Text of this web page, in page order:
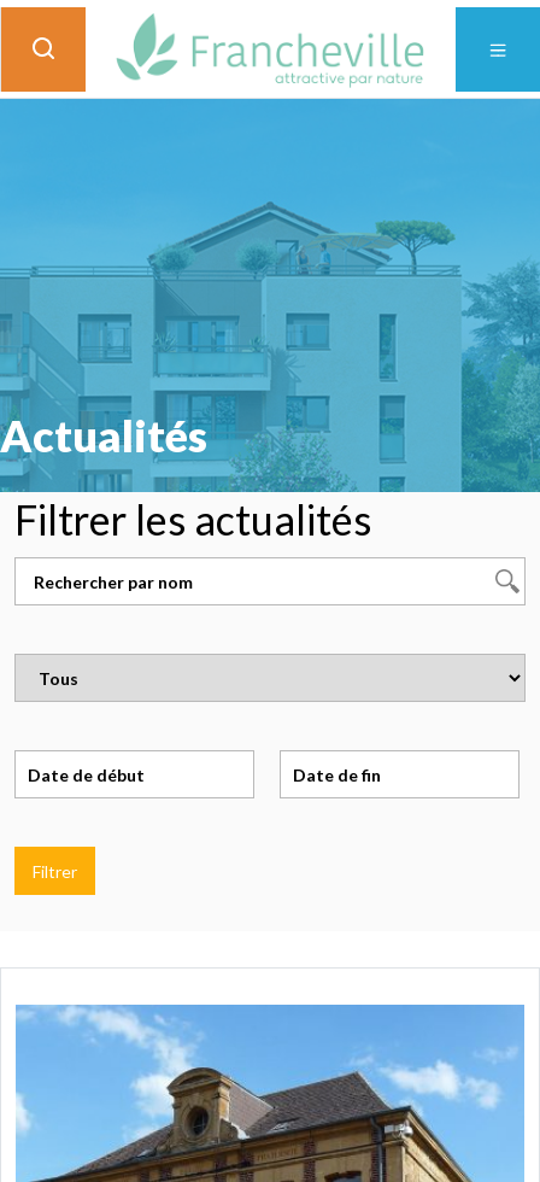
Actualités
Filtrer les actualités
Filtrer